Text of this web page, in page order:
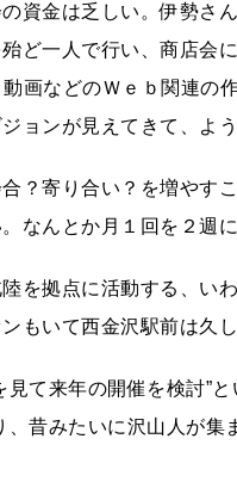
資金は乏しい。伊勢さ
ど一人で行い、商店会
画などのＷｅｂ関連の
ョンが見えてきて、よ
？寄り合い？を増や
なんとか月１回を２週
を拠点に活動する、い
もいて西金沢駅前は久
て来年の開催を検討”
、昔みたいに沢山人が